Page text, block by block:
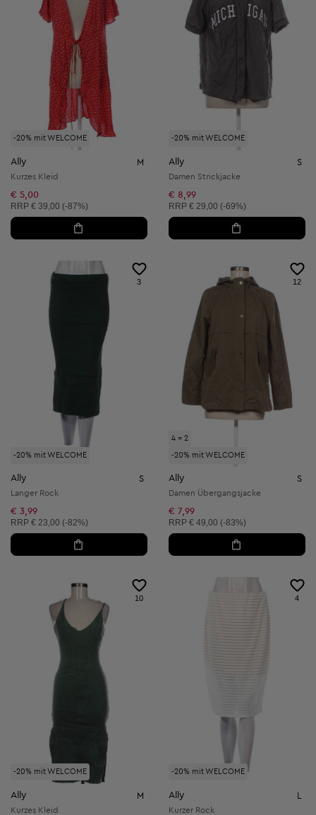
-20% mit WELCOME
Ally M
Kurzes Kleid
€ 5,00
Unverbindliche Preisempfehlung:
RRP € 39,00 (-87%)
-20% mit WELCOME
Ally S
Damen Strickjacke
€ 8,99
Unverbindliche Preisempfehlung:
RRP € 29,00 (-69%)
-20% mit WELCOME
3
Ally S
Langer Rock
€ 3,99
Unverbindliche Preisempfehlung:
RRP € 23,00 (-82%)
4 = 2
-20% mit WELCOME
12
Ally S
Damen Übergangsjacke
€ 7,99
Unverbindliche Preisempfehlung:
RRP € 49,00 (-83%)
-20% mit WELCOME
10
Ally M
Kurzes Kleid
-20% mit WELCOME
4
Ally L
Kurzer Rock